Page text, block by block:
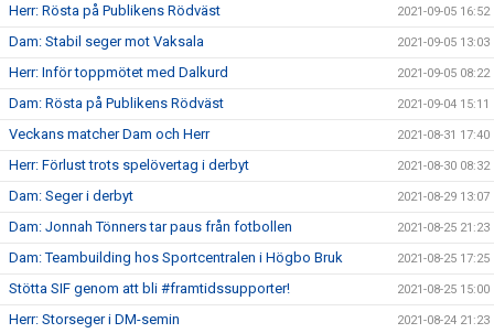
Herr: Rösta på Publikens Rödväst 2021-09-05 16:52
Dam: Stabil seger mot Vaksala 2021-09-05 13:03
Herr: Inför toppmötet med Dalkurd 2021-09-05 08:22
Dam: Rösta på Publikens Rödväst 2021-09-04 15:11
Veckans matcher Dam och Herr 2021-08-31 17:40
Herr: Förlust trots spelövertag i derbyt 2021-08-30 08:32
Dam: Seger i derbyt 2021-08-29 13:07
Dam: Jonnah Tönners tar paus från fotbollen 2021-08-25 21:23
Dam: Teambuilding hos Sportcentralen i Högbo Bruk 2021-08-25 17:25
Stötta SIF genom att bli #framtidssupporter! 2021-08-25 15:00
Herr: Storseger i DM-semin 2021-08-24 21:23